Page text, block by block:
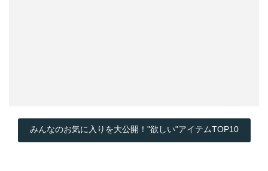
みんなのお気に入りを大公開！"欲しい"アイテムTOP10